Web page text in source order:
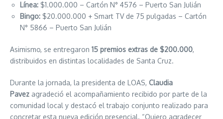
Línea: $1.000.000 – Cartón N° 4576 – Puerto San Julián
Bingo: $20.000.000 + Smart TV de 75 pulgadas – Cartón
N° 5866 – Puerto San Julián
Asimismo, se entregaron 15 premios extras de $200.000,
distribuidos en distintas localidades de Santa Cruz.
Durante la jornada, la presidenta de LOAS, Claudia
Pavez agradeció el acompañamiento recibido por parte de la
comunidad local y destacó el trabajo conjunto realizado para
concretar esta nueva edición presencial. “Quiero agradecer